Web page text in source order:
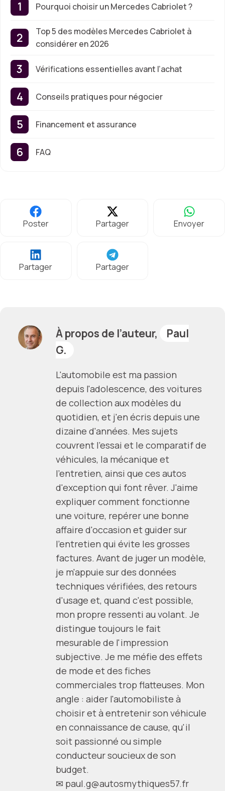
Pourquoi choisir un Mercedes Cabriolet ?
Top 5 des modèles Mercedes Cabriolet à
considérer en 2026
Vérifications essentielles avant l’achat
Conseils pratiques pour négocier
Financement et assurance
FAQ
Poster Partager Envoyer
Partager Partager
À propos de l’auteur,
Paul
G.
L'automobile est ma passion
depuis l'adolescence, des voitures
de collection aux modèles du
quotidien, et j'en écris depuis une
dizaine d'années. Mes sujets
couvrent l'essai et le comparatif de
véhicules, la mécanique et
l'entretien, ainsi que ces autos
d'exception qui font rêver. J'aime
expliquer comment fonctionne
une voiture, repérer une bonne
affaire d'occasion et guider sur
l'entretien qui évite les grosses
factures. Avant de juger un modèle,
je m'appuie sur des données
techniques vérifiées, des retours
d'usage et, quand c'est possible,
mon propre ressenti au volant. Je
distingue toujours le fait
mesurable de l'impression
subjective. Je me méfie des effets
de mode et des fiches
commerciales trop flatteuses. Mon
angle : aider l'automobiliste à
choisir et à entretenir son véhicule
en connaissance de cause, qu'il
soit passionné ou simple
conducteur soucieux de son
budget.
✉ paul.g@autosmythiques57.fr